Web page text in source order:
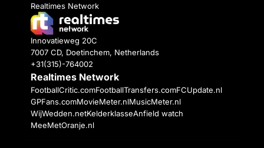
Realtimes Network
Innovatieweg 20C
7007 CD, Doetinchem, Netherlands
+31(315)-764002
Realtimes Network
FootballCritic.comFootballTransfers.comFCUpdate.nl
GPFans.comMovieMeter.nlMusicMeter.nl
WijWedden.netKelderklasseAnfield watch
MeeMetOranje.nl